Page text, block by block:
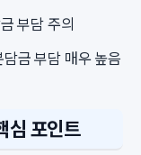
부담 주의
금 부담 매우 높음
심 포인트